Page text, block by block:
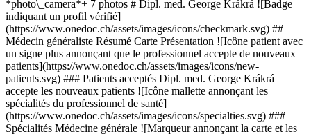
*photo\_camera*+ 7 photos # Dipl. med. George Krákrá ![Badge
indiquant un profil vérifié]
(https://www.onedoc.ch/assets/images/icons/checkmark.svg) ##
Médecin généraliste Résumé Carte Présentation ![Icône patient avec
un signe plus annonçant que le professionnel accepte de nouveaux
patients](https://www.onedoc.ch/assets/images/icons/new-
patients.svg) ### Patients acceptés Dipl. med. George Krákrá
accepte les nouveaux patients ![Icône mallette annonçant les
spécialités du professionnel de santé]
(https://www.onedoc.ch/assets/images/icons/specialties.svg) ###
Spécialités Médecine générale ![Marqueur annonçant la carte et les